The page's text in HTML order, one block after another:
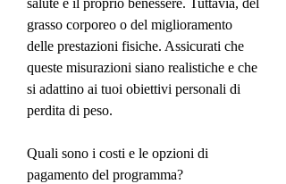
grasso corporeo o del miglioramento
delle prestazioni fisiche. Assicurati che
queste misurazioni siano realistiche e che
si adattino ai tuoi obiettivi personali di
perdita di peso.
Quali sono i costi e le opzioni di
pagamento del programma?